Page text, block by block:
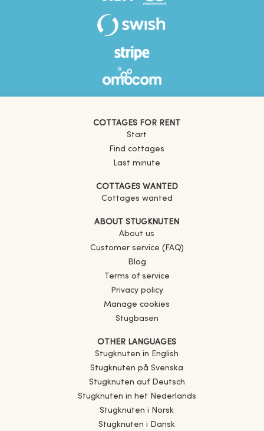
COTTAGES FOR RENT
Start
Find cottages
Last minute
COTTAGES WANTED
Cottages wanted
ABOUT STUGKNUTEN
About us
Customer service (FAQ)
Blog
Terms of service
Privacy policy
Manage cookies
Stugbasen
OTHER LANGUAGES
Stugknuten in English
Stugknuten på Svenska
Stugknuten auf Deutsch
Stugknuten in het Nederlands
Stugknuten i Norsk
Stugknuten i Dansk